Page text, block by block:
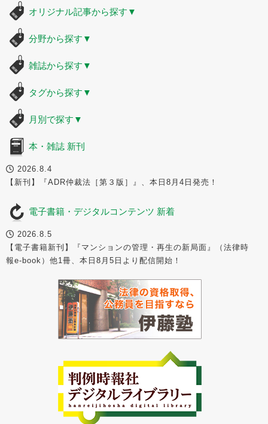
オリジナル記事から探す ▼
分野から探す ▼
雑誌から探す ▼
タグから探す ▼
月別で探す ▼
本・雑誌 新刊
2026.8.4
【新刊】『ADR仲裁法［第３版］』、本日8月4日発売！
電子書籍・デジタルコンテンツ 新着
2026.8.5
【電子書籍新刊】『マンションの管理・再生の新局面』（法律時
報e-book）他1冊、本日8月5日より配信開始！